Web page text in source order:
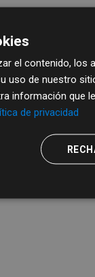
el contenido, los
uso de nuestro
información que
de privacidad